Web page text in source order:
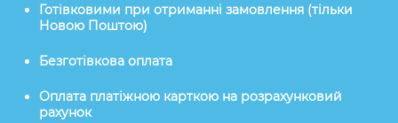
Готівковими при отриманні замовлення (тільки
Новою Поштою)
Безготівкова оплата
Оплата платіжною карткою на розрахунковий
рахунок